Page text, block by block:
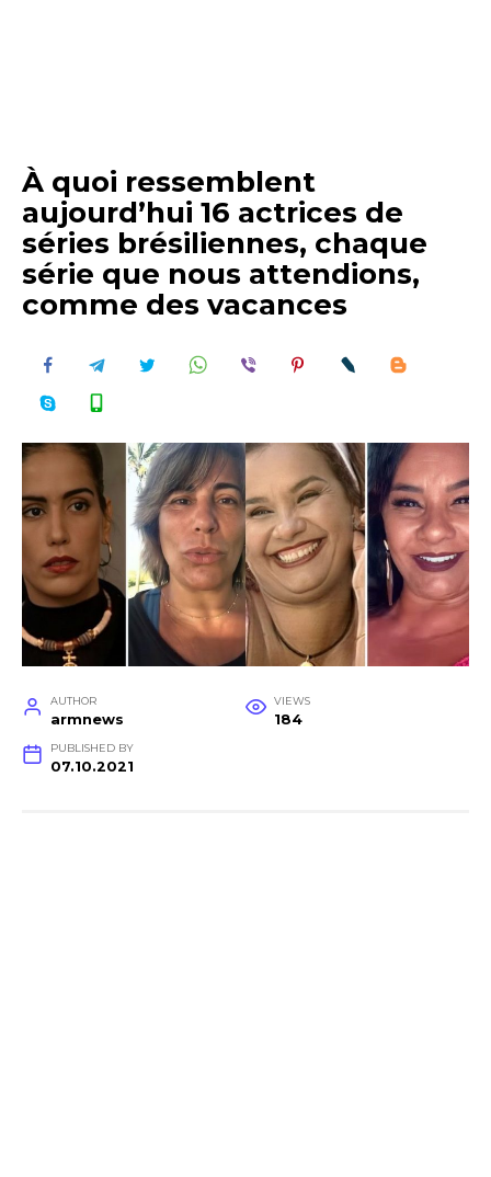
À quoi ressemblent
aujourd’hui 16 actrices de
séries brésiliennes, chaque
série que nous attendions,
comme des vacances
AUTHOR
armnews
VIEWS
184
PUBLISHED BY
07.10.2021